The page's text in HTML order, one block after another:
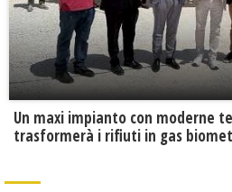
Un maxi impianto con moderne
trasformerà i rifiuti in gas